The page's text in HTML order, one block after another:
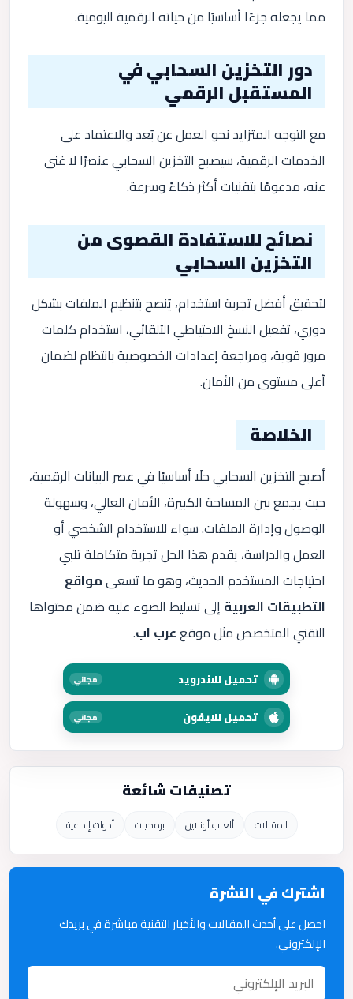
تصنيفات شائعة
المقالات ألعاب أونلاين برمجيات أدوات إبداعية
اشترك في النشرة
احصل على أحدث المقالات والأخبار التقنية مباشرة في بريدك
الإلكتروني.
مما يجعله جزءًا أساسيًا من حياته الرقمية اليومية.
دور التخزين السحابي في
المستقبل الرقمي
مع التوجه المتزايد نحو العمل عن بُعد والاعتماد على
الخدمات الرقمية، سيصبح التخزين السحابي عنصرًا لا غنى
عنه، مدعومًا بتقنيات أكثر ذكاءً وسرعة.
نصائح للاستفادة القصوى من
التخزين السحابي
لتحقيق أفضل تجربة استخدام، يُنصح بتنظيم الملفات بشكل
دوري، تفعيل النسخ الاحتياطي التلقائي، استخدام كلمات
مرور قوية، ومراجعة إعدادات الخصوصية بانتظام لضمان
أعلى مستوى من الأمان.
الخلاصة
أصبح التخزين السحابي حلًا أساسيًا في عصر البيانات الرقمية،
حيث يجمع بين المساحة الكبيرة، الأمان العالي، وسهولة
الوصول وإدارة الملفات. سواء للاستخدام الشخصي أو
العمل والدراسة، يقدم هذا الحل تجربة متكاملة تلبي
احتياجات المستخدم الحديث، وهو ما تسعىمواقع
التطبيقات العربية إلى تسليط الضوء عليه ضمن محتواها
التقني المتخصص مثل موقععرب اب.
تحميل للاندرويد مجاني
تحميل للايفون مجاني